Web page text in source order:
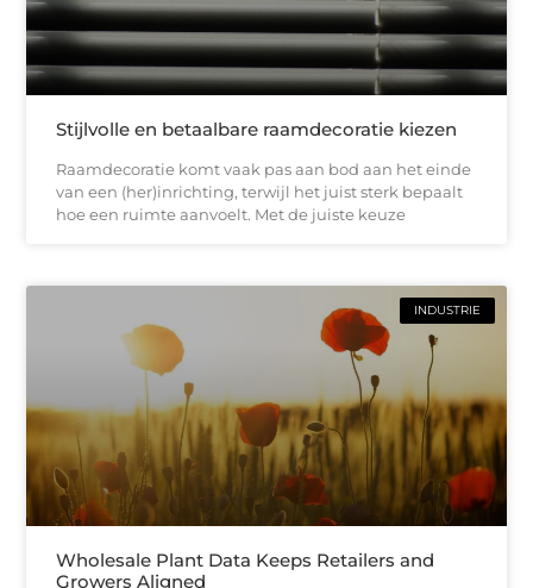
Stijlvolle en betaalbare raamdecoratie kiezen
Raamdecoratie komt vaak pas aan bod aan het einde
van een (her)inrichting, terwijl het juist sterk bepaalt
hoe een ruimte aanvoelt. Met de juiste keuze
INDUSTRIE
Wholesale Plant Data Keeps Retailers and
Growers Aligned